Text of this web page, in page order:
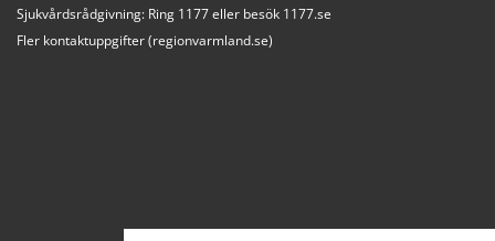
Sjukvårdsrådgivning: Ring 1177 eller besök 1177.se
Fler kontaktuppgifter (regionvarmland.se)